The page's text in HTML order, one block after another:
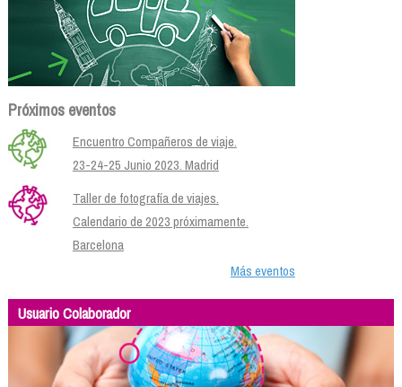
Próximos eventos
Encuentro Compañeros de viaje.
23-24-25 Junio 2023. Madrid
Taller de fotografía de viajes.
Calendario de 2023 próximamente.
Barcelona
Más eventos
Usuario Colaborador